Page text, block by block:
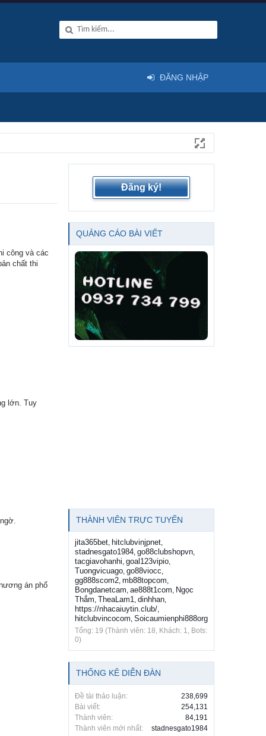
công và các
chất thi
lớn. Tuy
án phổ
Đăng ký!
QUẢNG CÁO BÀI VIẾT
THÀNH VIÊN TRỰC TUYẾN
jita365bet, hitclubvinjpnet,
stadnesgato1984, go88clubshopvn,
tacgiavohanhi, goal123vipio,
Tuongvicuago, go88viocc,
gg888scom2, mb88topcom,
Bongdanetcam, ae888t1com, Ngọc
Thắm, TheaLam1, dinhhan,
https://nhacaiuytin.club/,
hitclubvincocom, Soicaumienphi888org
Tổng: 19 (Thành viên: 18, Khách: 1, Bots:
0)
THỐNG KÊ DIỄN ĐÀN
Đề tài thảo luận:
238,699
Bài viết:
254,131
Thành viên:
84,191
Thành viên mới nhất:
stadnesgato1984
ĐĂNG NHẬP